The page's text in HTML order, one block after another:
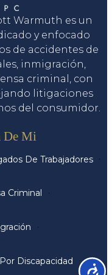
Warmuth es un
y enfocado
de accidentes de
inmigración,
criminal, con
litigaciones
del consumidor.
De Mi
De Trabajadores
Criminal
Discapacidad